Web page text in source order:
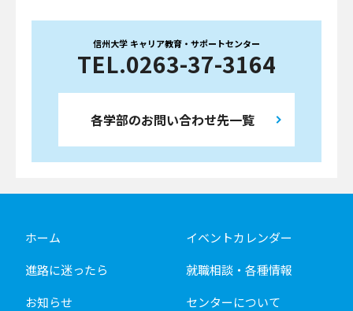
信州大学 キャリア教育・サポートセンター
TEL.0263-37-3164
各学部のお問い合わせ先一覧
ホーム
イベントカレンダー
進路に迷ったら
就職相談・各種情報
お知らせ
センターについて